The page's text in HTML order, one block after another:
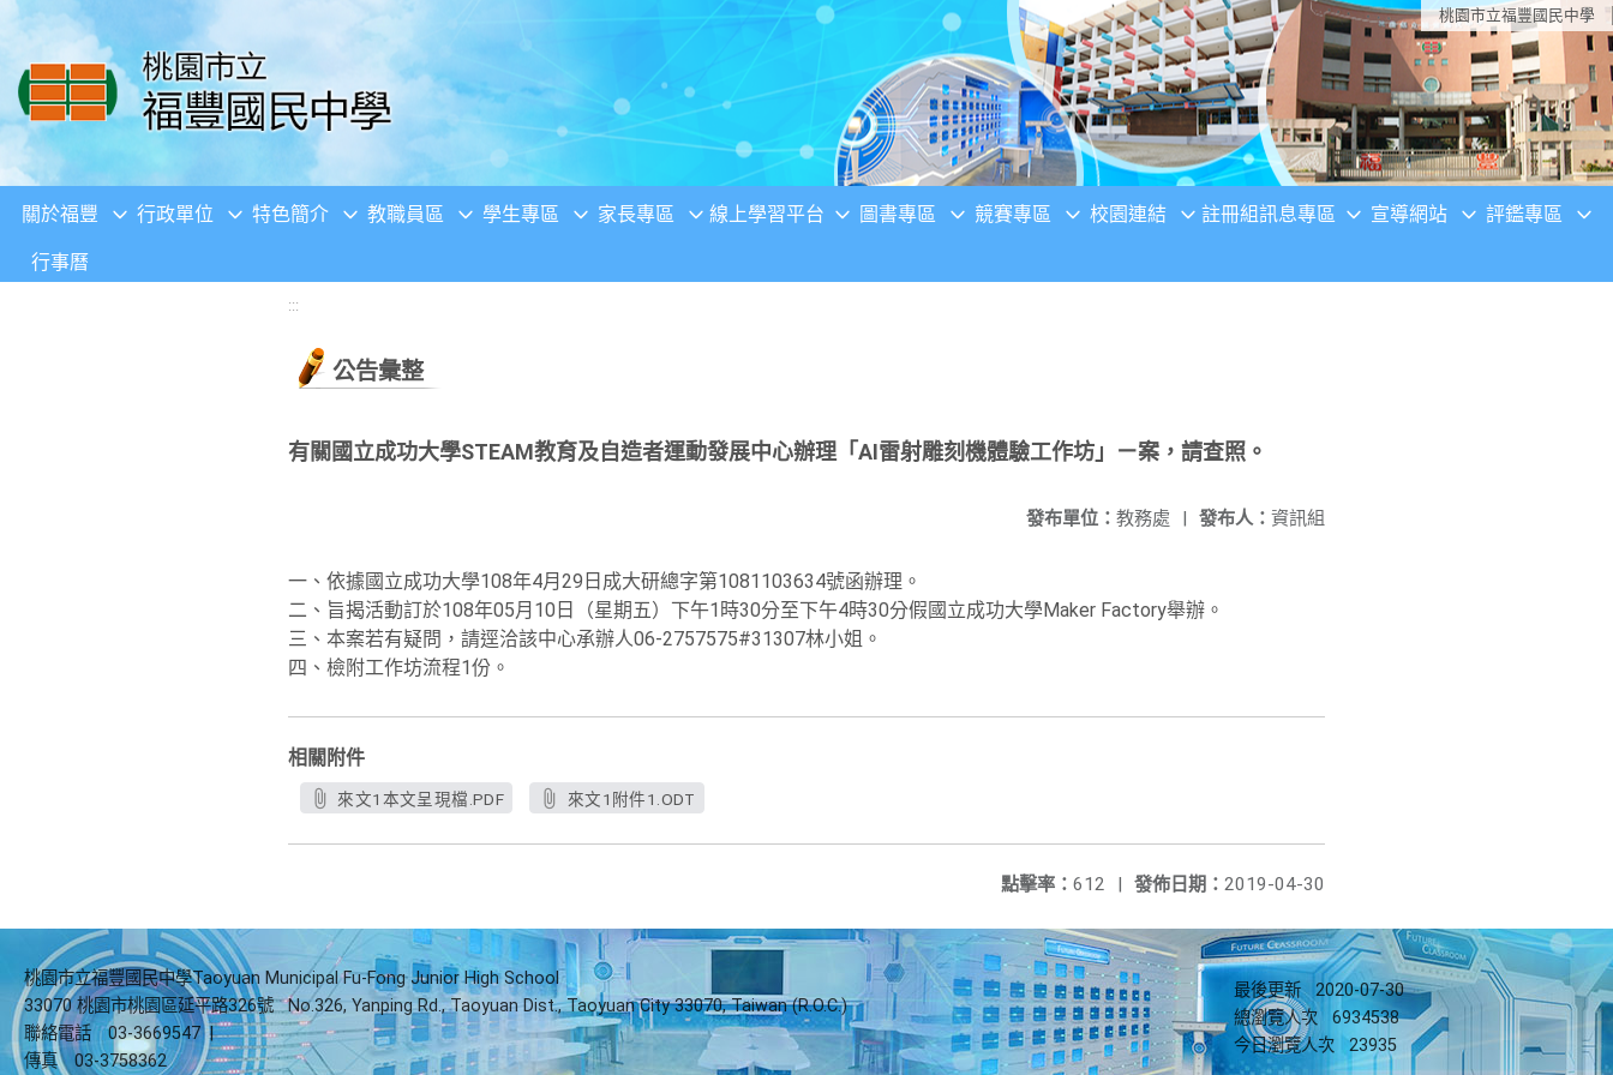
移至網頁之主要內容區位置 桃園市立福豐國民中學
關於福豐 行政單位 特色簡介 教職員區 學生專區 家長專區 線上學習平台 圖書專區 競賽專區 校園連結 註冊組訊息專區 宣導網站 評鑑專區
行事曆
:::
公告彙整
有關國立成功大學STEAM教育及自造者運動發展中心辦理「AI雷射雕刻機體驗工作坊」ㄧ案，請查照。
發布人： 資訊組
發布單位： 教務處 |
一、依據國立成功大學108年4月29日成大研總字第1081103634號函辦理。
二、旨揭活動訂於108年05月10日（星期五）下午1時30分至下午4時30分假國立成功大學Maker Factory舉辦。
三、本案若有疑問，請逕洽該中心承辦人06-2757575#31307林小姐。
四、檢附工作坊流程1份。
相關附件
來文1本文呈現檔.PDF 來文1附件1.ODT
發佈日期： 2019-04-30
點擊率： 612 |
桃園市立福豐國民中學Taoyuan Municipal Fu-Fong Junior High School
33070 桃園市桃園區延平路326號
No.326, Yanping Rd., Taoyuan Dist., Taoyuan City 33070, Taiwan (R.O.C.)
聯絡電話
03-3669547 |
傳真
03-3758362
最後更新
2020-07-30
總瀏覽人次
6934538
今日瀏覽人次
23935